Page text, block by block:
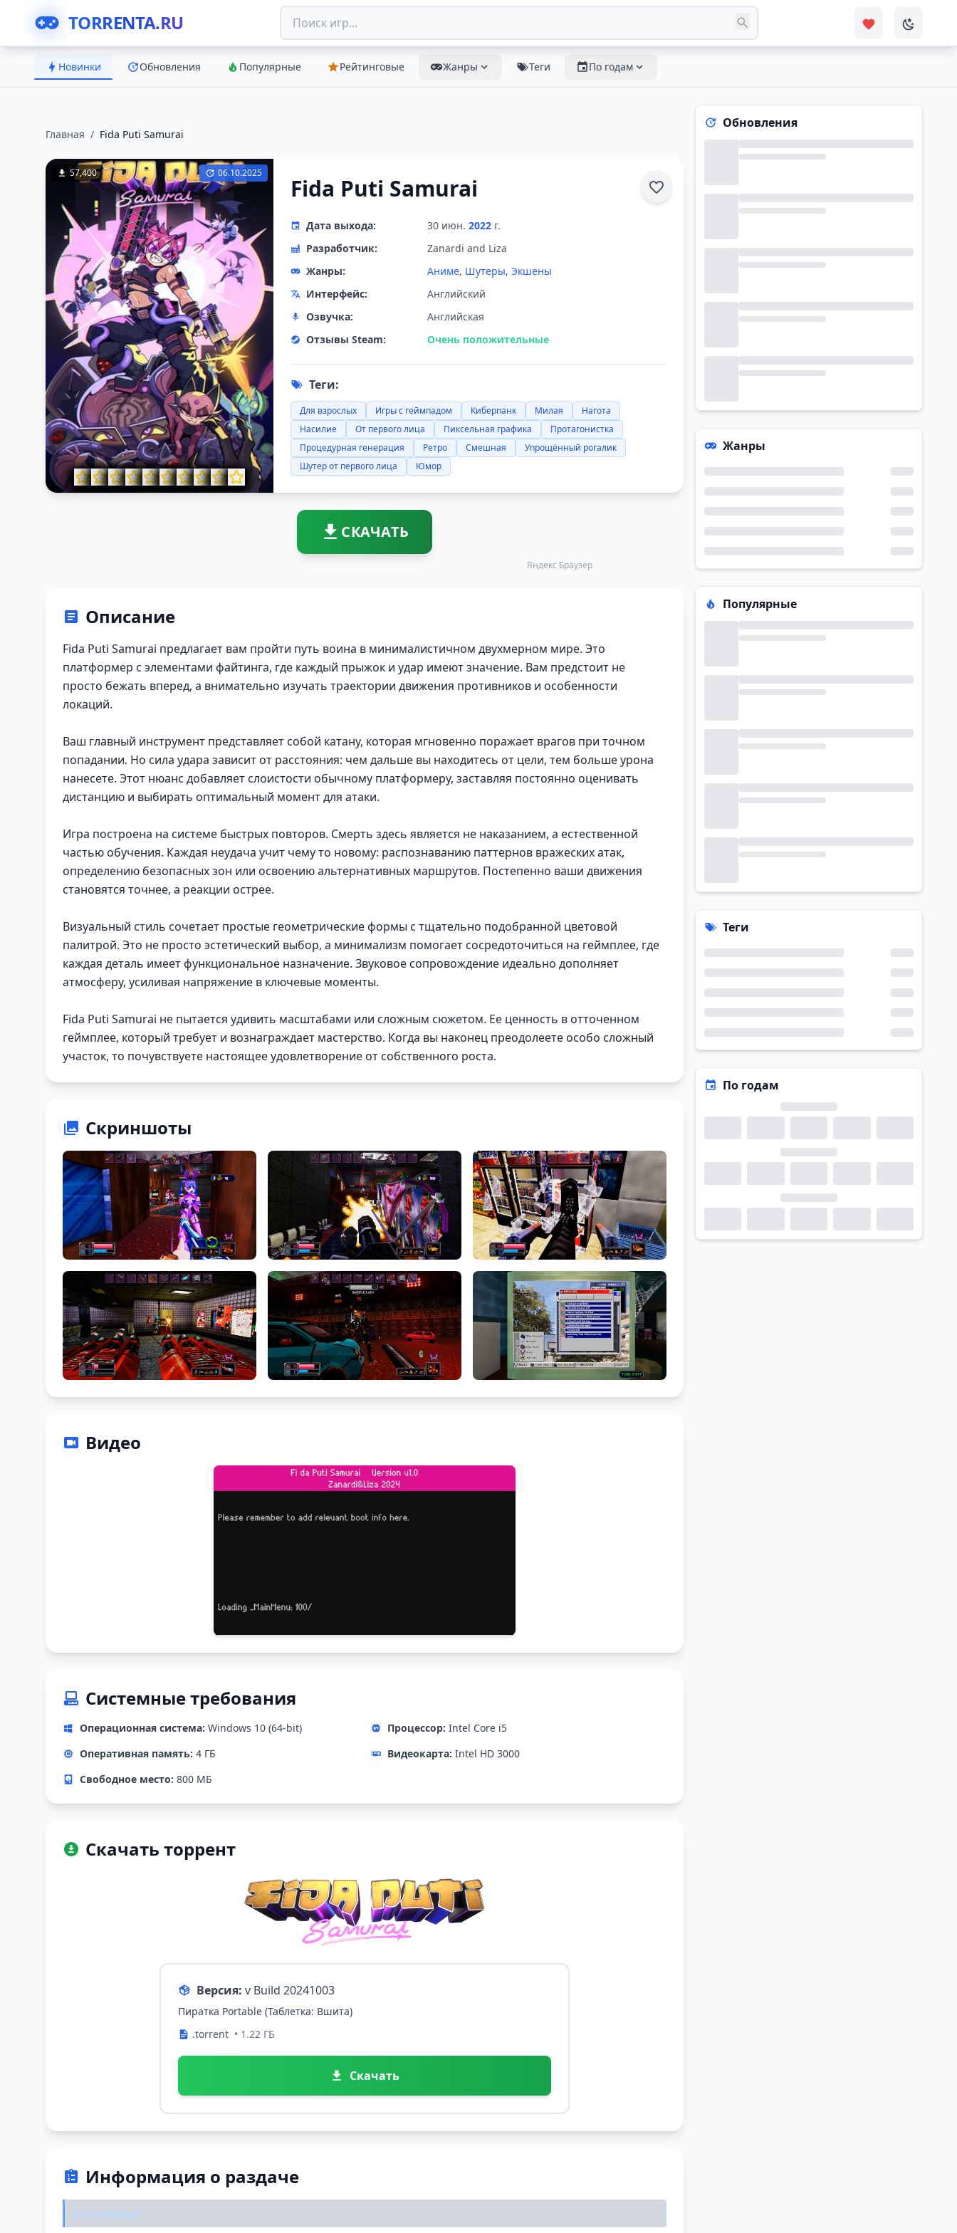
TORRENTA.RU
Новинки Обновления Популярные Рейтинговые Жанры Теги По годам
Главная / Fida Puti Samurai
57,400 06.10.2025
Fida Puti Samurai
Дата выхода: 30 июн. 2022 г.
Разработчик:
Zanardi and Liza
Жанры:
Аниме, Шутеры, Экшены
Интерфейс:
Английский
Озвучка:
Английская
Отзывы Steam:
Очень положительные
Теги:
Для взрослых Игры с геймпадом Киберпанк Милая
Нагота
Насилие
От первого лица Пиксельная графика
Протагонистка
Процедурная генерация
Ретро Смешная
Упрощённый рогалик
Шутер от первого лица
Юмор
СКАЧАТЬ
Яндекс Браузер
Описание
Fida Puti Samurai предлагает вам пройти путь воина в минималистичном двухмерном мире. Это
платформер с элементами файтинга, где каждый прыжок и удар имеют значение. Вам предстоит не
просто бежать вперед, а внимательно изучать траектории движения противников и особенности
локаций.
Ваш главный инструмент представляет собой катану, которая мгновенно поражает врагов при точном
попадании. Но сила удара зависит от расстояния: чем дальше вы находитесь от цели, тем больше урона
нанесете. Этот нюанс добавляет слоистости обычному платформеру, заставляя постоянно оценивать
дистанцию и выбирать оптимальный момент для атаки.
Игра построена на системе быстрых повторов. Смерть здесь является не наказанием, а естественной
частью обучения. Каждая неудача учит чему то новому: распознаванию паттернов вражеских атак,
определению безопасных зон или освоению альтернативных маршрутов. Постепенно ваши движения
становятся точнее, а реакции острее.
Визуальный стиль сочетает простые геометрические формы с тщательно подобранной цветовой
палитрой. Это не просто эстетический выбор, а минимализм помогает сосредоточиться на геймплее, где
каждая деталь имеет функциональное назначение. Звуковое сопровождение идеально дополняет
атмосферу, усиливая напряжение в ключевые моменты.
Fida Puti Samurai не пытается удивить масштабами или сложным сюжетом. Ее ценность в отточенном
геймплее, который требует и вознаграждает мастерство. Когда вы наконец преодолеете особо сложный
участок, то почувствуете настоящее удовлетворение от собственного роста.
Скриншоты
Видео
Системные требования
Операционная система: Windows 10 (64-bit) Процессор: Intel Core i5
Оперативная память: 4 ГБ Видеокарта: Intel HD 3000
Свободное место: 800 МБ
Скачать торрент
Версия: v Build 20241003
Пиратка Portable (Таблетка: Вшита)
.torrent • 1.22 ГБ
Скачать
Информация о раздаче
Установка:
Обновления
Жанры
Популярные
Теги
По годам